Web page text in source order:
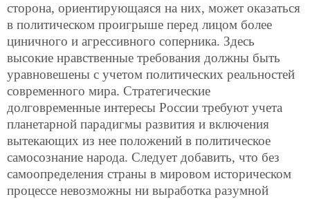
сторона, ориентирующаяся на них, может оказаться
в политическом проигрыше перед лицом более
циничного и агрессивного соперника. Здесь
высокие нравственные требования должны быть
уравновешены с учетом политических реальностей
современного мира. Стратегические
долговременные интересы России требуют учета
планетарной парадигмы развития и включения
вытекающих из нее положений в политическое
самосознание народа. Следует добавить, что без
самоопределения страны в мировом историческом
процессе невозможны ни выработка разумной